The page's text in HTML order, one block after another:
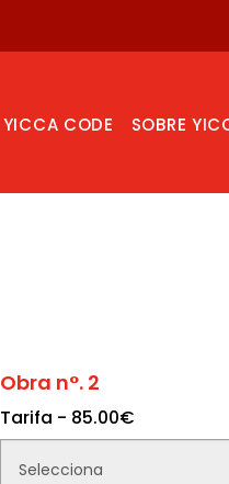
YICCA CODE SOBRE
Obra n°. 2
Tarifa - 85.00€